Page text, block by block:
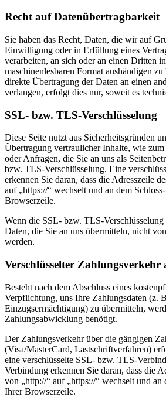
Recht auf Datenübertragbarkeit
Sie haben das Recht, Daten, die wir auf
Einwilligung oder in Erfüllung eines
verarbeiten, an sich oder an einen Dritten
maschinenlesbaren Format aushändigen
direkte Übertragung der Daten an einen
verlangen, erfolgt dies nur, soweit es
SSL- bzw. TLS-Verschlüsselung
Diese Seite nutzt aus Sicherheitsgründen
Übertragung vertraulicher Inhalte, wie
oder Anfragen, die Sie an uns als
bzw. TLS-Verschlüsselung. Eine
erkennen Sie daran, dass die Adresszeile
auf „https://“ wechselt und an dem
Browserzeile.
Wenn die SSL- bzw. TLS-
Daten, die Sie an uns übermitteln, nicht
werden.
Verschlüsselter Zahlungsverkehr
Besteht nach dem Abschluss eines
Verpflichtung, uns Ihre Zahlungsdaten (z.
Einzugsermächtigung) zu übermitteln,
Zahlungsabwicklung benötigt.
Der Zahlungsverkehr über die gängigen
(Visa/MasterCard, Lastschriftverfahren)
eine verschlüsselte SSL- bzw. TLS-
Verbindung erkennen Sie daran, dass die
von „http://“ auf „https://“ wechselt und an
Ihrer Browserzeile.